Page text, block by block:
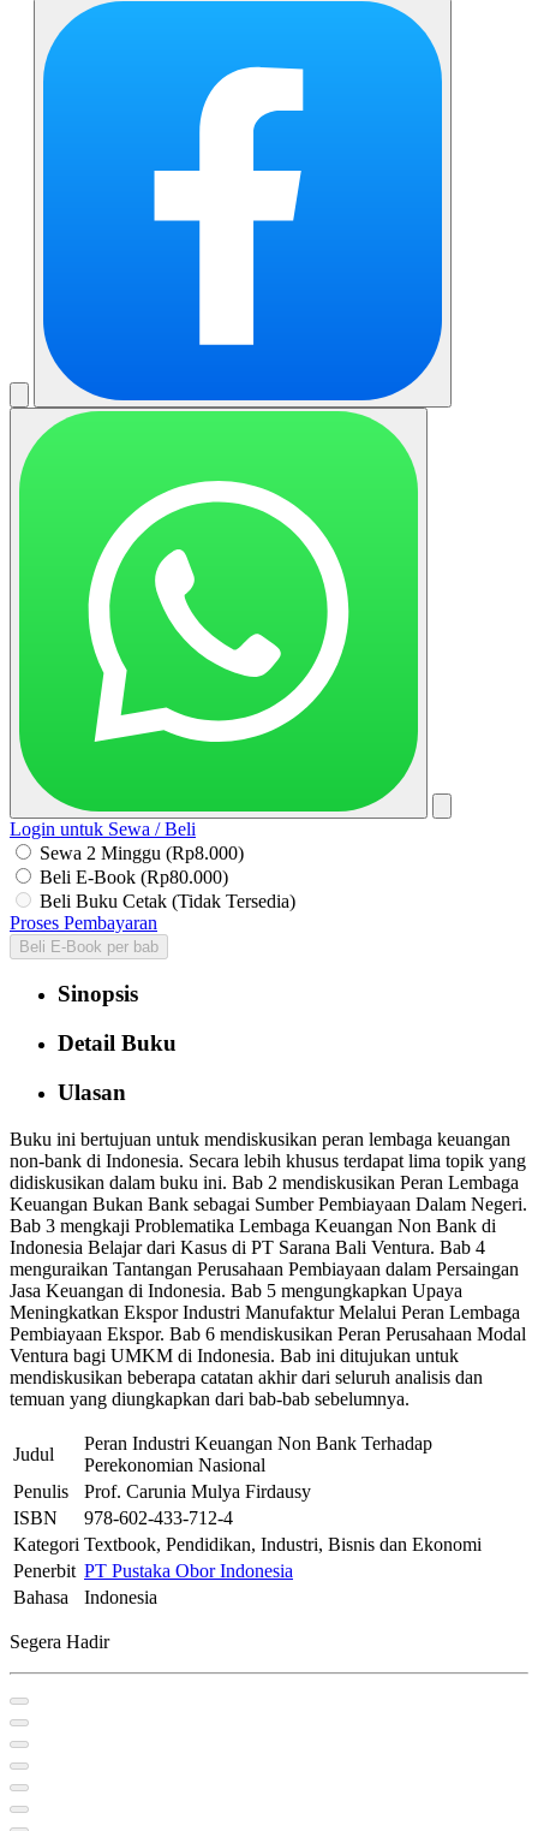
Login untuk Sewa / Beli
Sewa 2 Minggu (Rp8.000)
Beli E-Book (Rp80.000)
Beli Buku Cetak (Tidak Tersedia)
Proses Pembayaran
Beli E-Book per bab
Sinopsis
Detail Buku
Ulasan
Buku ini bertujuan untuk mendiskusikan peran lembaga keuangan
non-bank di Indonesia. Secara lebih khusus terdapat lima topik yang
didiskusikan dalam buku ini. Bab 2 mendiskusikan Peran Lembaga
Keuangan Bukan Bank sebagai Sumber Pembiayaan Dalam Negeri.
Bab 3 mengkaji Problematika Lembaga Keuangan Non Bank di
Indonesia Belajar dari Kasus di PT Sarana Bali Ventura. Bab 4
menguraikan Tantangan Perusahaan Pembiayaan dalam Persaingan
Jasa Keuangan di Indonesia. Bab 5 mengungkapkan Upaya
Meningkatkan Ekspor Industri Manufaktur Melalui Peran Lembaga
Pembiayaan Ekspor. Bab 6 mendiskusikan Peran Perusahaan Modal
Ventura bagi UMKM di Indonesia. Bab ini ditujukan untuk
mendiskusikan beberapa catatan akhir dari seluruh analisis dan
temuan yang diungkapkan dari bab-bab sebelumnya.
Judul
Peran Industri Keuangan Non Bank Terhadap
Perekonomian Nasional
Penulis
Prof. Carunia Mulya Firdausy
ISBN
978-602-433-712-4
Kategori Textbook, Pendidikan, Industri, Bisnis dan Ekonomi
Penerbit PT Pustaka Obor Indonesia
Bahasa
Indonesia
Segera Hadir